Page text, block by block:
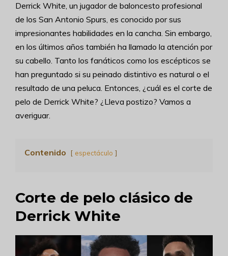
Derrick White, un jugador de baloncesto profesional
de los San Antonio Spurs, es conocido por sus
impresionantes habilidades en la cancha. Sin embargo,
en los últimos años también ha llamado la atención por
su cabello. Tanto los fanáticos como los escépticos se
han preguntado si su peinado distintivo es natural o el
resultado de una peluca. Entonces, ¿cuál es el corte de
pelo de Derrick White? ¿Lleva postizo? Vamos a
averiguar.
Contenido espectáculo
Corte de pelo clásico de
Derrick White